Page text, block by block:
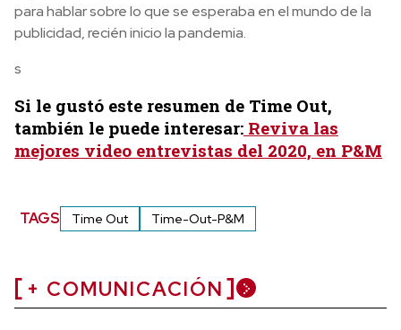
para hablar sobre lo que se esperaba en el mundo de la
publicidad, recién inicio la pandemia.
s
Si le gustó este resumen de Time Out,
también le puede interesar: Reviva las
mejores video entrevistas del 2020, en P&M
TAGS Time Out Time-Out-P&M
+ COMUNICACIÓN